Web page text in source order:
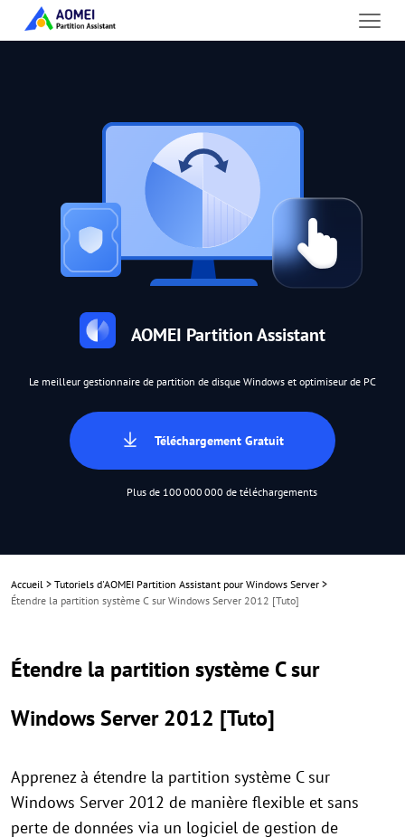
AOMEI Partition Assistant
Le meilleur gestionnaire de partition de disque Windows et optimiseur de PC
Téléchargement Gratuit
Plus de 100 000 000 de téléchargements
Accueil > Tutoriels d'AOMEI Partition Assistant pour Windows Server >
Étendre la partition système C sur Windows Server 2012 [Tuto]
Étendre la partition système C sur
Windows Server 2012 [Tuto]
Apprenez à étendre la partition système C sur
Windows Server 2012 de manière flexible et sans
perte de données via un logiciel de gestion de